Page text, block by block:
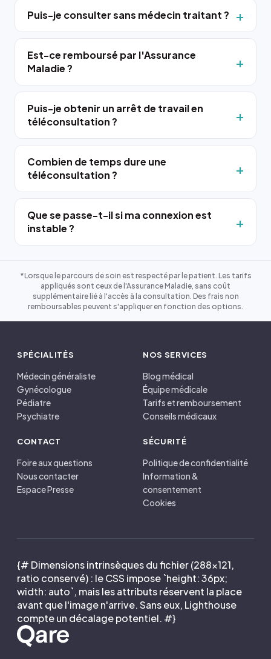
Puis-je consulter sans médecin traitant ?
Est-ce remboursé par l'Assurance
Maladie ?
Puis-je obtenir un arrêt de travail en
téléconsultation ?
Combien de temps dure une
téléconsultation ?
Que se passe-t-il si ma connexion est
instable ?
*Lorsque le parcours de soin est respecté par le patient. Les tarifs
appliqués sont ceux de l'Assurance Maladie, sans coût
supplémentaire lié à l'accès à la consultation. Des frais non
remboursables peuvent s'appliquer en fonction des options.
SPÉCIALITÉS
Médecin généraliste
Gynécologue
Pédiatre
Psychiatre
NOS SERVICES
Blog médical
Équipe médicale
Tarifs et remboursement
Conseils médicaux
CONTACT
Foire aux questions
Nous contacter
Espace Presse
SÉCURITÉ
Politique de confidentialité
Information &
consentement
Cookies
{# Dimensions intrinsèques du fichier (288×121,
ratio conservé) : le CSS impose `height: 36px;
width: auto`, mais les attributs réservent la place
avant que l'image n'arrive. Sans eux, Lighthouse
compte un décalage potentiel. #}